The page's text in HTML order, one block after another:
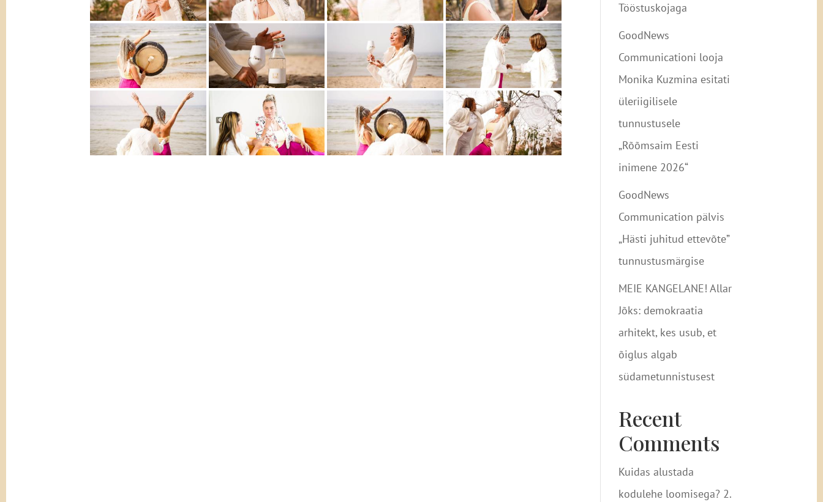
Tööstuskojaga
GoodNews
Communicationi looja
Monika Kuzmina esitati
üleriigilisele
tunnustusele
„Rõõmsaim Eesti
inimene 2026“
GoodNews
Communication pälvis
„Hästi juhitud ettevõte”
tunnustusmärgise
MEIE KANGELANE! Allar
Jõks: demokraatia
arhitekt, kes usub, et
õiglus algab
südametunnistusest
Recent
Comments
Kuidas alustada
kodulehe loomisega? 2.